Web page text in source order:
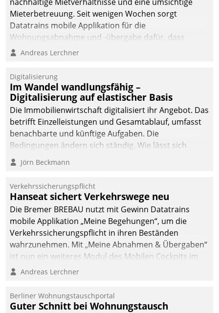
Mieterbetreuung. Seit wenigen Wochen sorgt
Datatrains mobile Applikation für die
Wohnungsabnahme und -übergabe dafür, dass
Mieter wohlgeordnet kommen und, so es sein muss,
Andreas Lerchner
Digitalisierung
Im Wandel wandlungsfähig –
Digitalisierung auf elastischer Basis
Die Immobilienwirtschaft digitalisiert ihr Angebot. Das
betrifft Einzelleistungen und Gesamtablauf, umfasst
benachbarte und künftige Aufgaben. Die
Bedingungen ändern sich ständig. Wie lässt sich
technisch die Kontrolle wahren und zugleich Freiraum
fürs Wachsen öffnen?
Jörn Beckmann
Verkehrssicherungspflicht
Hanseat sichert Verkehrswege neu
Die Bremer BREBAU nutzt mit Gewinn Datatrains
mobile Applikation „Meine Begehungen“, um die
Verkehrssicherungspflicht in ihren Beständen
wahrzunehmen. Mit „Meine Abnahmen & Übergaben“
ist nun ein weiteres Modul des Mobilen Cockpits im
Einsatz.
Andreas Lerchner
Berliner Wohnungstauschportal
Guter Schnitt bei Wohnungstausch